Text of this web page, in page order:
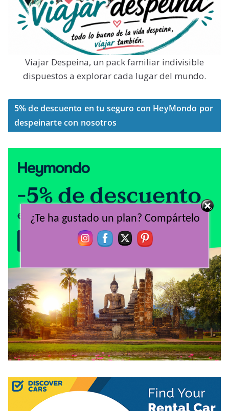
Viajar Despeina, un pack familiar indivisible
dispuestos a explorar cada lugar del mundo.
5% de descuento en tu seguro con HeyMondo por
despeinarte con nosotros
¿Te ha gustado un plan? Compártelo